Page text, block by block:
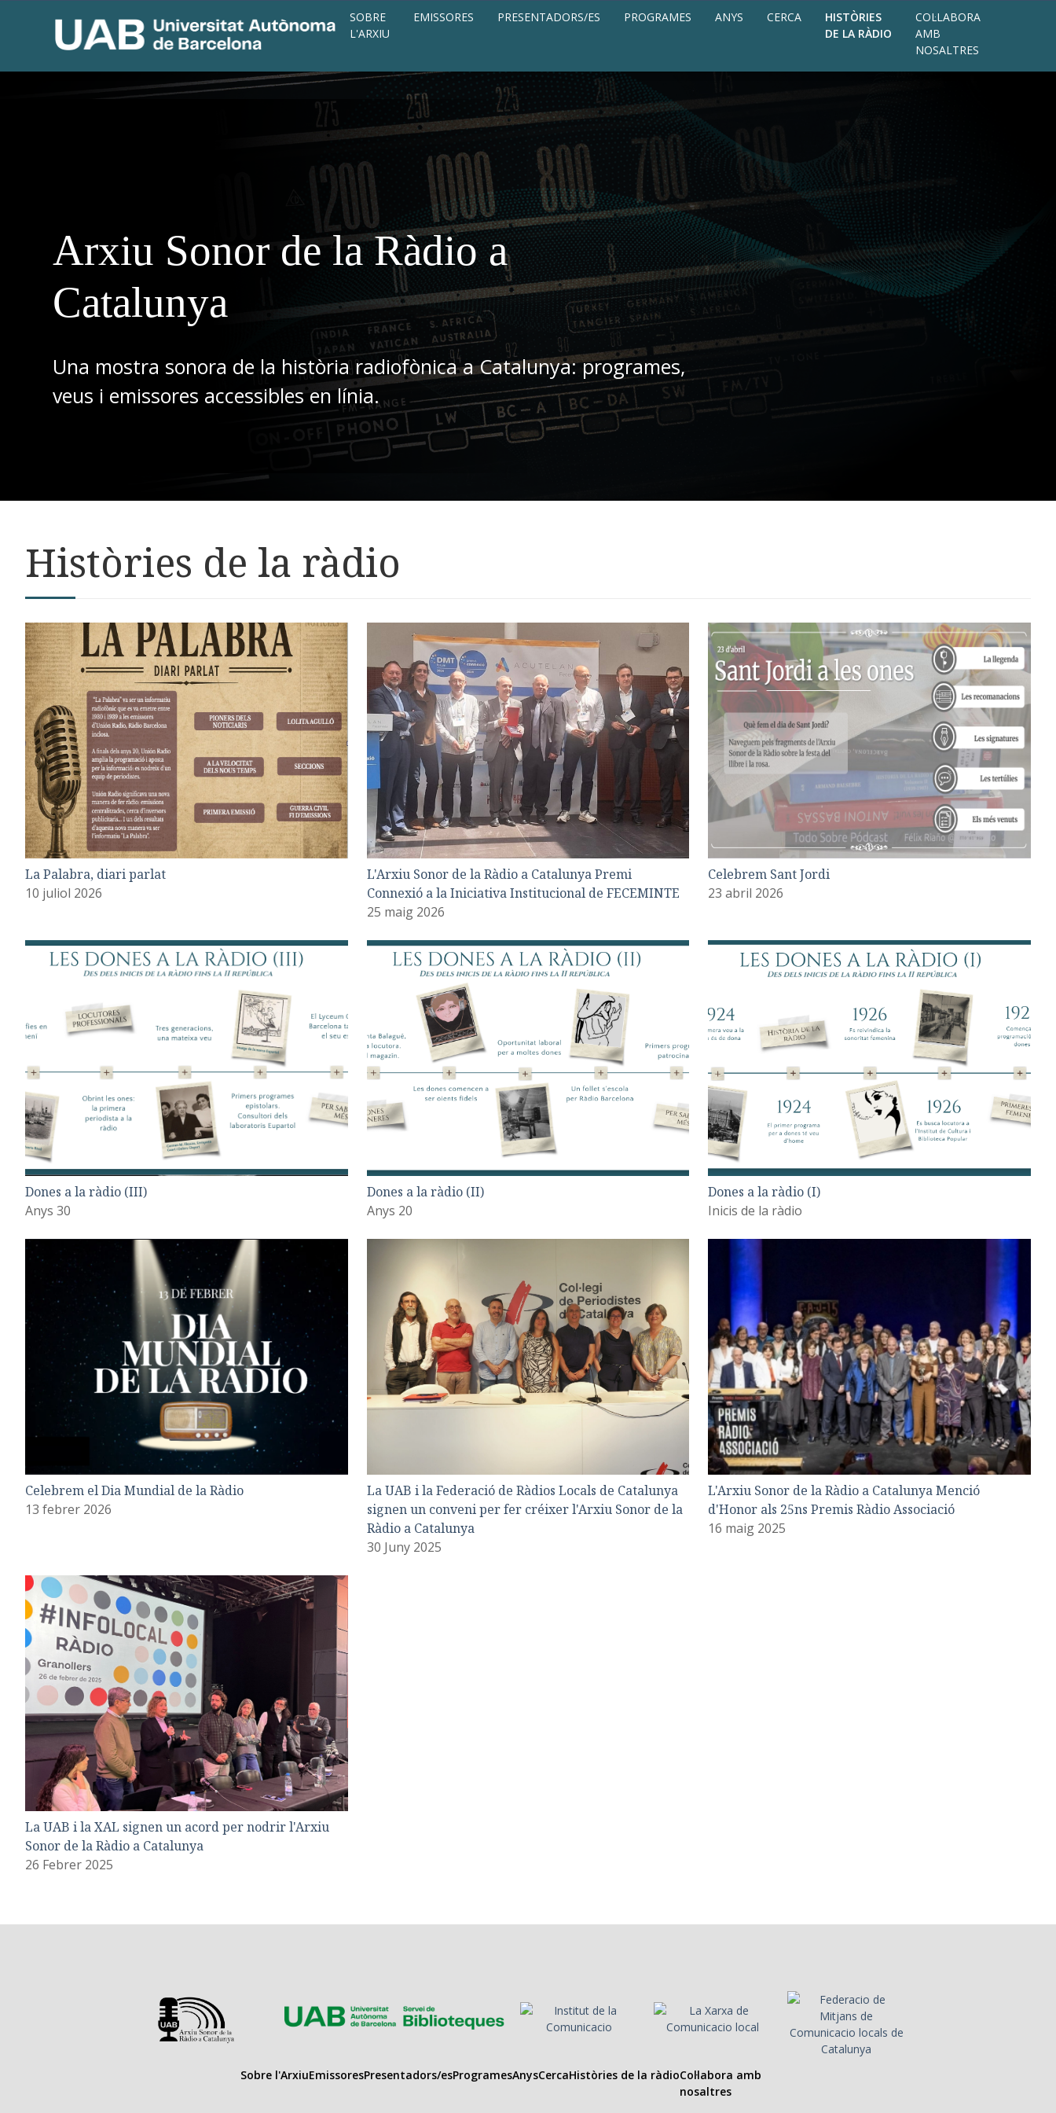
SOBRE
L'ARXIU
EMISSORES PRESENTADORS/ES PROGRAMES ANYS CERCA
HISTÒRIES
DE LA RÀDIO
COL·LABORA
AMB
NOSALTRES
Arxiu Sonor de la Ràdio a
Catalunya
Una mostra sonora de la història radiofònica a Catalunya: programes,
veus i emissores accessibles en línia.
Històries de la ràdio
La Palabra, diari parlat
10 juliol 2026
L'Arxiu Sonor de la Ràdio a Catalunya Premi
Connexió a la Iniciativa Institucional de FECEMINTE
25 maig 2026
Celebrem Sant Jordi
23 abril 2026
Dones a la ràdio (III)
Anys 30
Dones a la ràdio (II)
Anys 20
Dones a la ràdio (I)
Inicis de la ràdio
Celebrem el Dia Mundial de la Ràdio
13 febrer 2026
La UAB i la Federació de Ràdios Locals de Catalunya
signen un conveni per fer créixer l'Arxiu Sonor de la
Ràdio a Catalunya
30 Juny 2025
L'Arxiu Sonor de la Ràdio a Catalunya Menció
d'Honor als 25ns Premis Ràdio Associació
16 maig 2025
La UAB i la XAL signen un acord per nodrir l'Arxiu
Sonor de la Ràdio a Catalunya
26 Febrer 2025
Sobre l'ArxiuEmissoresPresentadors/esProgramesAnysCercaHistòries de la ràdioCol·labora amb
nosaltres